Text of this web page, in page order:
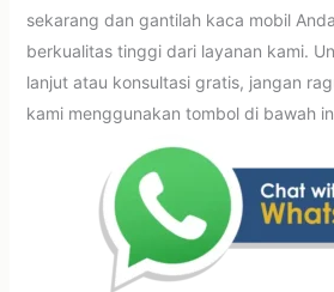
sekarang dan gantilah kaca mobil
berkualitas tinggi dari layanan kami.
lanjut atau konsultasi gratis, jangan
kami menggunakan tombol di bawah